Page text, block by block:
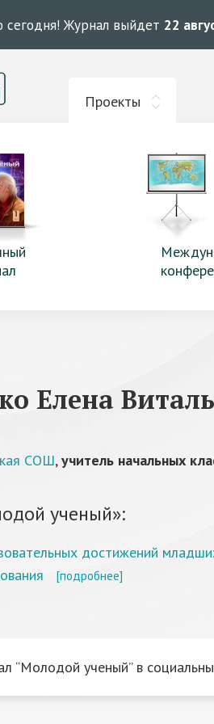
сегодня! Журнал выйдет 22
Проекты
Елена
СОШ,учитель начальных
ученый»:
достижений
[подробнее]
“Молодой ученый” в